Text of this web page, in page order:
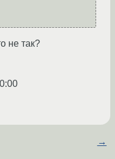
не так?
→